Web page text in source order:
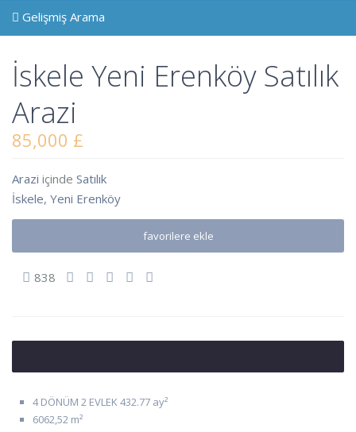
Gelişmiş Arama
İskele Yeni Erenköy Satılık
Arazi
85,000 £
Arazi içinde Satılık
İskele, Yeni Erenköy
favorilere ekle
838
4 DÖNÜM 2 EVLEK 432.77 ay²
6062,52 m²